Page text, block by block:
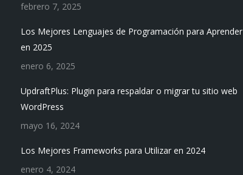
febrero 7, 2025
Los Mejores Lenguajes de Programación para Aprender
en 2025
enero 6, 2025
UpdraftPlus: Plugin para respaldar o migrar tu sitio web
WordPress
mayo 16, 2024
Los Mejores Frameworks para Utilizar en 2024
enero 4, 2024